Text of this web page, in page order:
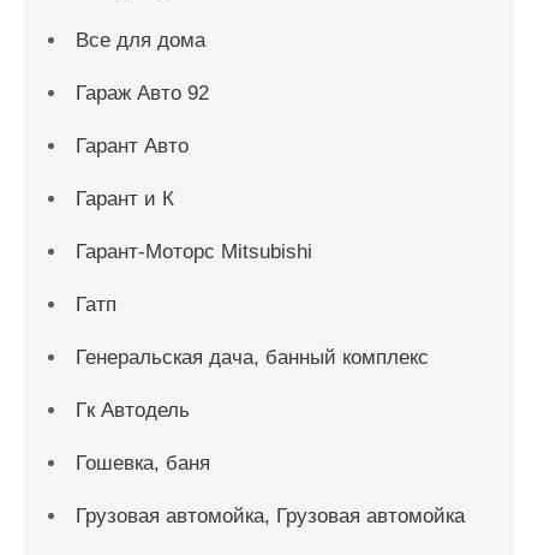
Все для дома
Гараж Авто 92
Гарант Авто
Гарант и К
Гарант-Моторс Mitsubishi
Гатп
Генеральская дача, банный комплекс
Гк Автодель
Гошевка, баня
Грузовая автомойка, Грузовая автомойка